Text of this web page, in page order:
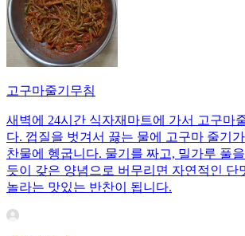
고구마줄기무침
새벽에 24시간 식자재마트에 가서 고구마
다. 껍질을 벗겨서 끓는 물에 고구마 줄기
찬물에 헹굽니다. 물기를 짜고, 밀가루 풀
듯이 갖은 양념으로 버무리면 자연적인 단
놀라는 맛있는 반찬이 됩니다.